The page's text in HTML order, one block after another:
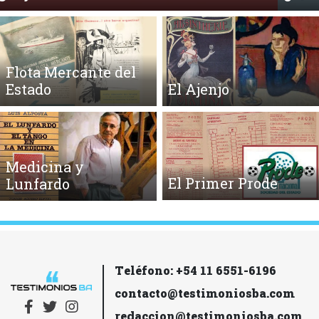
Flota Mercante del
Estado
El Ajenjo
Medicina y
Lunfardo
El Primer Prode
Teléfono: +54 11 6551-6196
contacto@testimoniosba.com